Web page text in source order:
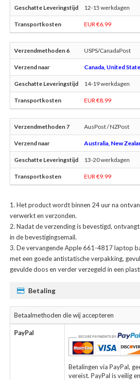
12-15 werkdagen
EUR €6.99
USPS/CanadaPost
Canada, United
14-19 werkdagen
EUR €8.99
AusPost / NZPost
Australia, New
13-20 werkdagen
EUR €9.99
Het product wordt binnen 24 uur na
verwerkt en verzonden.
Nadat de verzending is bevestigd,
in de bevestigingsemail.
Devervangende Apple 661-4817 laptop
met een goede antistatische verpakking,
gevulde doos en verder verzegeld in een
Betaling
Betaalmethoden die wij accepteren
PayPal
Betalingen via PayPal,
vereist. PayPal is veilig